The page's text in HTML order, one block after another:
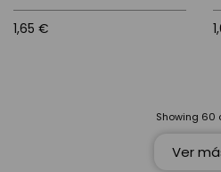
1,65 €
Showing 60
Ver